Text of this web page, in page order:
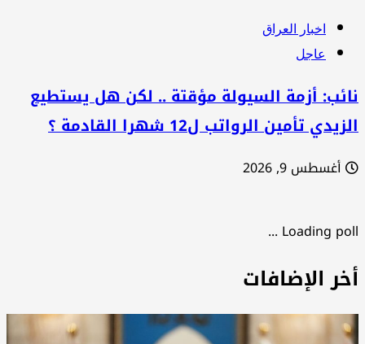
اخبار العراق
عاجل
أزمة السيولة مؤقتة .. لكن هل يستطيع
تأمين الرواتب ل12 شهرا القادمة ؟
أغسطس 9, 2026
Loading poll
الإضافات